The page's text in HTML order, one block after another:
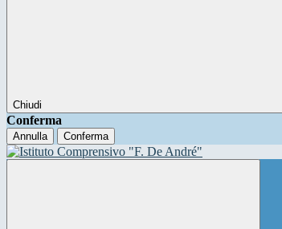
Chiudi
Conferma
Annulla Conferma